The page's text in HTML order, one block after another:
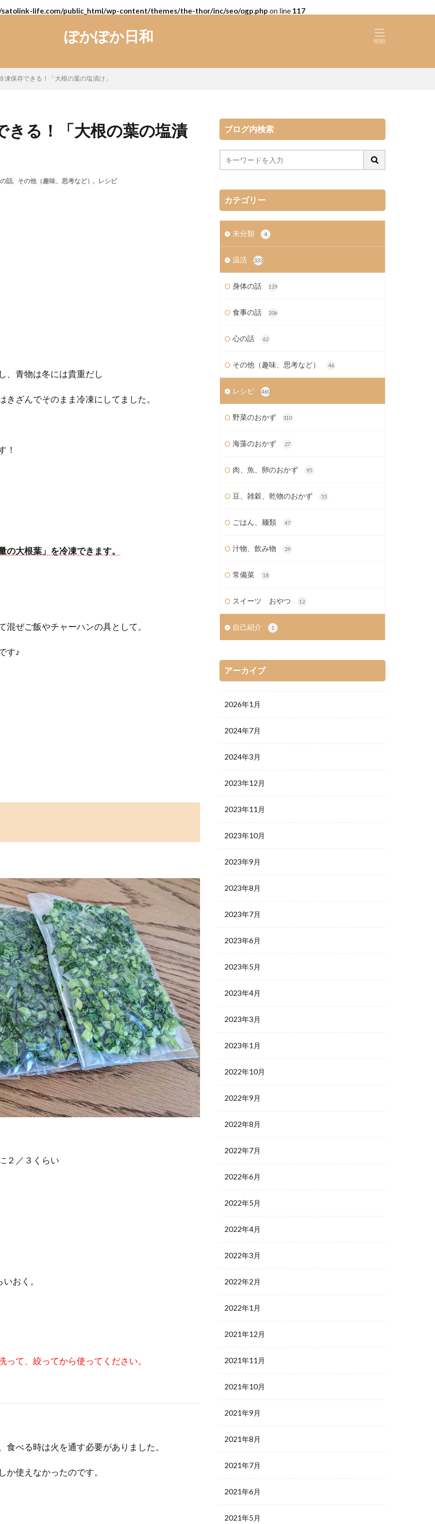
life.com/public_html/wp-content/themes/the-thor/inc/seo/ogp.php on line 117
ぽかぽか日和
凍保存できる！「大根の葉の塩漬け」
きる！「大根の葉の塩漬
話 その他（趣味、思考など） レシピ
、青物は冬には貴重だし
ざんでそのまま冷凍にしてました。
！
大根葉」を冷凍できます。
ぜご飯やチャーハンの具として。
す♪
／３くらい
おく。
て、絞ってから使ってください。
べる時は火を通す必要がありました。
使えなかったのです。
ブログ内検索
カテゴリー
未分類 4
温活 333
身体の話 129
食事の話 206
心の話 62
その他（趣味、思考など） 46
レシピ 460
野菜のおかず 310
海藻のおかず 27
肉、魚、卵のおかず 95
豆、雑穀、乾物のおかず 55
ごはん、麺類 47
汁物、飲み物 29
常備菜 18
スイーツ おやつ 12
自己紹介 1
アーカイブ
2026年1月
2024年7月
2024年3月
2023年12月
2023年11月
2023年10月
2023年9月
2023年8月
2023年7月
2023年6月
2023年5月
2023年4月
2023年3月
2023年1月
2022年10月
2022年9月
2022年8月
2022年7月
2022年6月
2022年5月
2022年4月
2022年3月
2022年2月
2022年1月
2021年12月
2021年11月
2021年10月
2021年9月
2021年8月
2021年7月
2021年6月
2021年5月